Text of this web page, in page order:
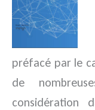
préfacé par le
de
considération